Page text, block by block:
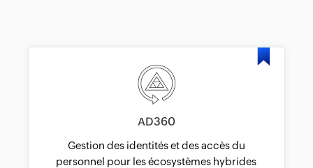
AD360
Gestion des identités et des accès du
personnel pour les écosystèmes hybrides